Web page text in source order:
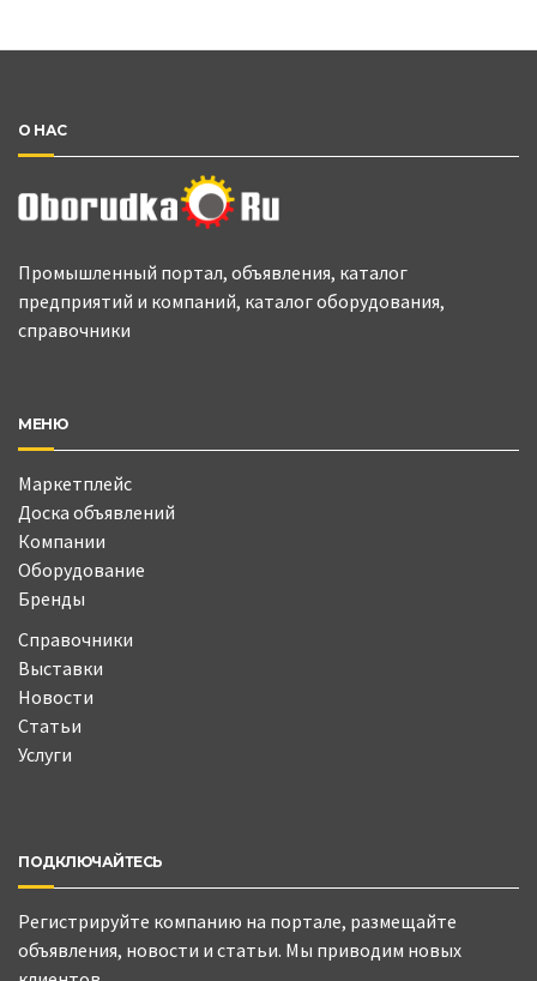
О НАС
Промышленный портал, объявления, каталог
предприятий и компаний, каталог оборудования,
справочники
МЕНЮ
Маркетплейс
Доска объявлений
Компании
Оборудование
Бренды
Справочники
Выставки
Новости
Статьи
Услуги
ПОДКЛЮЧАЙТЕСЬ
Регистрируйте компанию на портале, размещайте
объявления, новости и статьи. Мы приводим новых